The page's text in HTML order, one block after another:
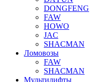
DONGFENG
FAW
HOWO
JAC
SHACMAN
Ломовозы
FAW
SHACMAN
Мультилифты